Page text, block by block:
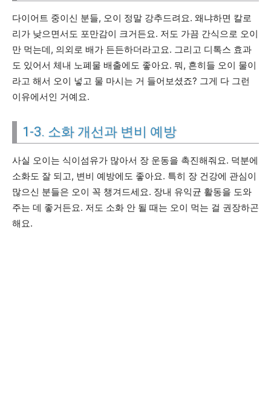
다이어트 중이신 분들, 오이 정말 강추드려요. 왜냐하면 칼로
리가 낮으면서도 포만감이 크거든요. 저도 가끔 간식으로 오이
만 먹는데, 의외로 배가 든든하더라고요. 그리고 디톡스 효과
도 있어서 체내 노폐물 배출에도 좋아요. 뭐, 흔히들 오이 물이
라고 해서 오이 넣고 물 마시는 거 들어보셨죠? 그게 다 그런
이유에서인 거예요.
1-3. 소화 개선과 변비 예방
사실 오이는 식이섬유가 많아서 장 운동을 촉진해줘요. 덕분에
소화도 잘 되고, 변비 예방에도 좋아요. 특히 장 건강에 관심이
많으신 분들은 오이 꼭 챙겨드세요. 장내 유익균 활동을 도와
주는 데 좋거든요. 저도 소화 안 될 때는 오이 먹는 걸 권장하곤
해요.